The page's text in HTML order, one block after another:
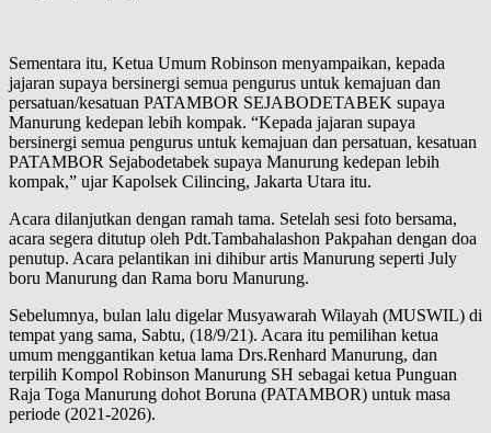
Sementara itu, Ketua Umum Robinson menyampaikan, kepada
jajaran supaya bersinergi semua pengurus untuk kemajuan dan
persatuan/kesatuan PATAMBOR SEJABODETABEK supaya
Manurung kedepan lebih kompak. “Kepada jajaran supaya
bersinergi semua pengurus untuk kemajuan dan persatuan, kesatuan
PATAMBOR Sejabodetabek supaya Manurung kedepan lebih
kompak,” ujar Kapolsek Cilincing, Jakarta Utara itu.
Acara dilanjutkan dengan ramah tama. Setelah sesi foto bersama,
acara segera ditutup oleh Pdt.Tambahalashon Pakpahan dengan doa
penutup. Acara pelantikan ini dihibur artis Manurung seperti July
boru Manurung dan Rama boru Manurung.
Sebelumnya, bulan lalu digelar Musyawarah Wilayah (MUSWIL) di
tempat yang sama, Sabtu, (18/9/21). Acara itu pemilihan ketua
umum menggantikan ketua lama Drs.Renhard Manurung, dan
terpilih Kompol Robinson Manurung SH sebagai ketua Punguan
Raja Toga Manurung dohot Boruna (PATAMBOR) untuk masa
periode (2021-2026).